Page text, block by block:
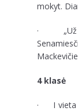
mokyt.
· „Už
4 klasė
· I vieta